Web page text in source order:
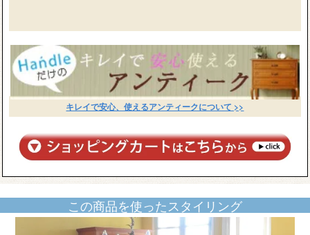
キレイで安心、使えるアンティークについて >>
この商品を使ったスタイリング